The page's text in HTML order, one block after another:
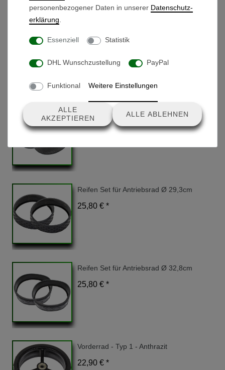
Reifen Set für Antriebsrad Ø 26,4cm
25,80 € *
Reifen Set für Antriebsrad Ø 29,3cm
25,80 € *
Reifen Set für Antriebsrad Ø 32,8cm
25,80 € *
Vorderrad - Typ 1 - Anthrazit
22,90 € *
personenbezogener Daten in unserer Daten­schutz­
erklärung
Essenziell Statistik
DHL Wunschzustellung PayPal
Funktional Weitere Einstellungen
ALLE
AKZEPTIEREN
ALLE ABLEHNEN